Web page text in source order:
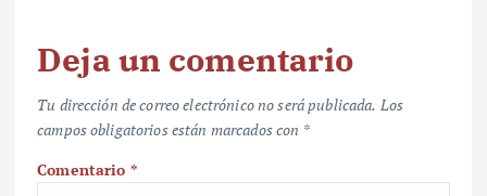
Deja un comentario
Tu dirección de correo electrónico no será publicada. Los
campos obligatorios están marcados con *
Comentario *